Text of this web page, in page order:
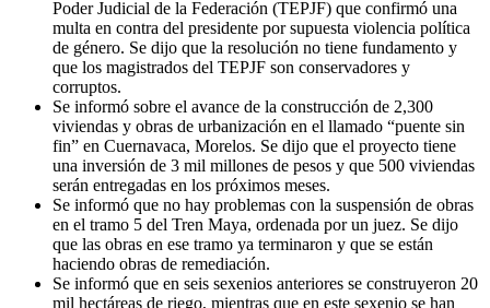
Poder Judicial de la Federación (TEPJF) que confirmó una
multa en contra del presidente por supuesta violencia política
de género. Se dijo que la resolución no tiene fundamento y
que los magistrados del TEPJF son conservadores y
corruptos.
Se informó sobre el avance de la construcción de 2,300
viviendas y obras de urbanización en el llamado “puente sin
fin” en Cuernavaca, Morelos. Se dijo que el proyecto tiene
una inversión de 3 mil millones de pesos y que 500 viviendas
serán entregadas en los próximos meses.
Se informó que no hay problemas con la suspensión de obras
en el tramo 5 del Tren Maya, ordenada por un juez. Se dijo
que las obras en ese tramo ya terminaron y que se están
haciendo obras de remediación.
Se informó que en seis sexenios anteriores se construyeron 20
mil hectáreas de riego, mientras que en este sexenio se han